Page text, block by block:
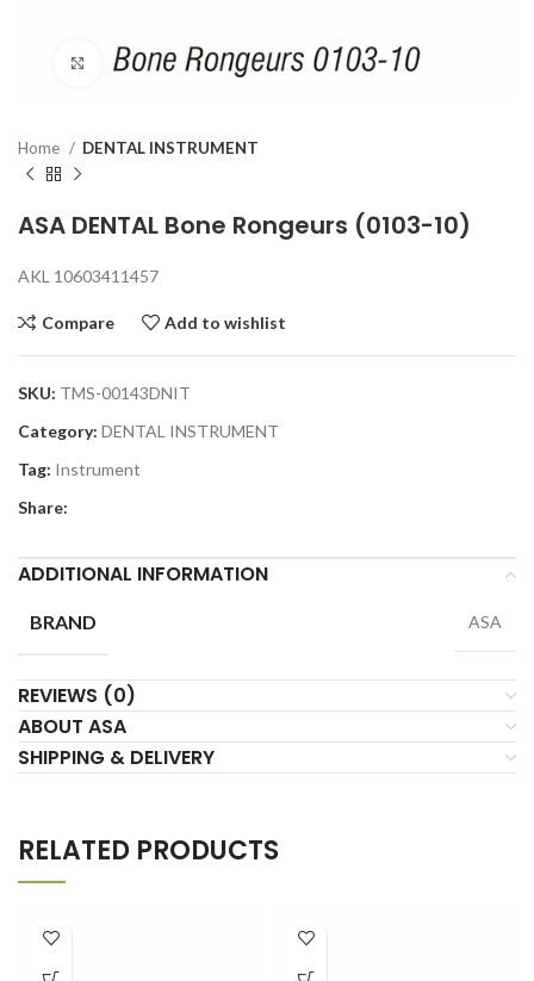
Click to enlarge
Home DENTAL INSTRUMENT
ASA DENTAL Bone Rongeurs (0103-10)
AKL 10603411457
Compare Add to wishlist
SKU: TMS-00143DNIT
Category: DENTAL INSTRUMENT
Tag: Instrument
Share:
ADDITIONAL INFORMATION
BRAND ASA
REVIEWS (0)
ABOUT ASA
SHIPPING & DELIVERY
RELATED PRODUCTS